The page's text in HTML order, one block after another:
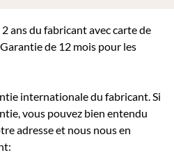
ans du fabricant avec carte de
de 12 mois pour les
internationale du fabricant. Si
vous pouvez bien entendu
adresse et nous nous en